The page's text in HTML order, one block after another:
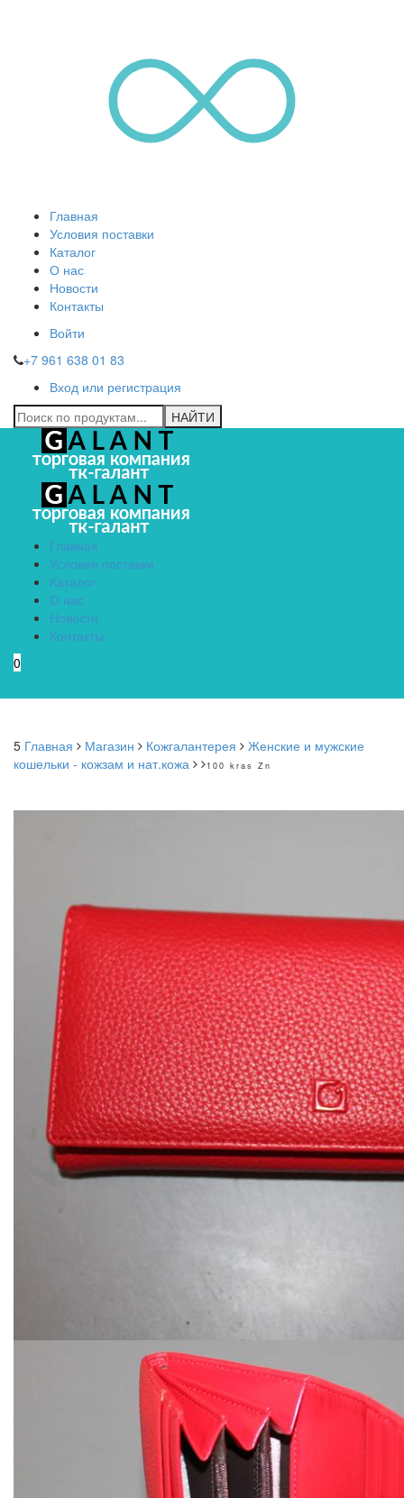
Главная
Условия поставки
Каталог
О нас
Новости
Контакты
Войти
+7 961 638 01 83
Вход или регистрация
Главная
Условия поставки
Каталог
О нас
Новости
Контакты
0
5 Главная Магазин Кожгалантерея
Женские и мужские
кошельки - кожзам и нат.кожа
100 kras Zn